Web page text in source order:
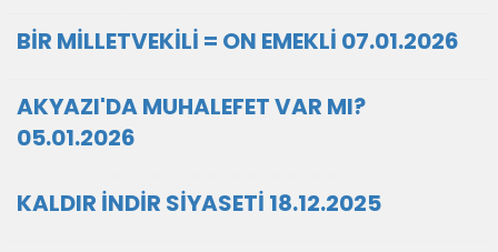
BİR MİLLETVEKİLİ = ON EMEKLİ 07.01.2026
AKYAZI'DA MUHALEFET VAR MI?
05.01.2026
KALDIR İNDİR SİYASETİ 18.12.2025